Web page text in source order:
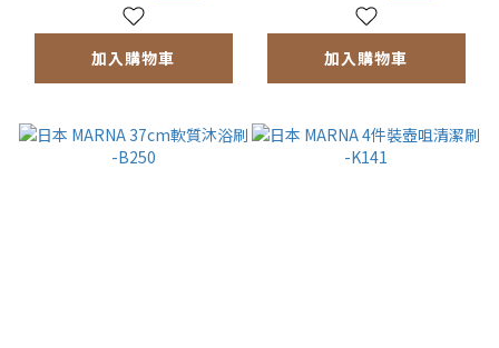
加入購物車 加入購物車